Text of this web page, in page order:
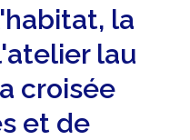
la
lau
croisée
et de